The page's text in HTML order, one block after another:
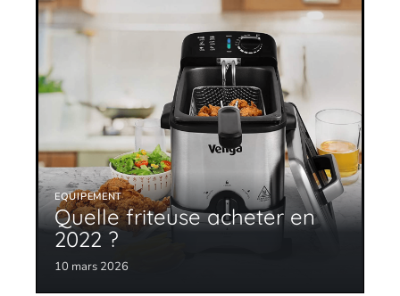
EQUIPEMENT
Quelle friteuse acheter en
2022 ?
10 mars 2026